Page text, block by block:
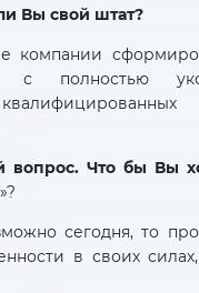
Вы свой штат?
компании
с полностью
Что бы Вы
»?
сегодня, то
в своих